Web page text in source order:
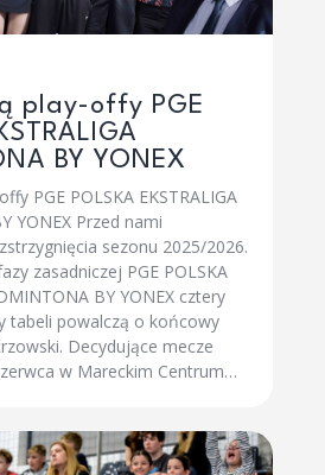
play-offy PGE
BY YONEX
PGE POLSKA EKSTRALIGA
YONEX Przed nami
sezonu 2025/2026.
zasadniczej PGE POLSKA
BY YONEX cztery
tabeli powalczą o końcowy
Decydujące mecze
w Mareckim Centrum…